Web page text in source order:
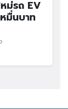
ม่รถ EV
มื่นบาท